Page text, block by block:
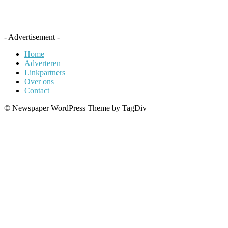
- Advertisement -
Home
Adverteren
Linkpartners
Over ons
Contact
© Newspaper WordPress Theme by TagDiv